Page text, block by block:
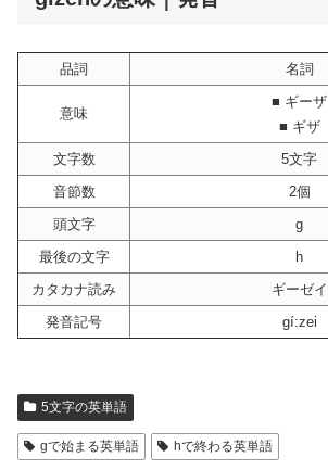
品詞 名詞
意味
■ ギーザ
■ ギザ
文字数
5文字
音節数
2個
頭文字
g
最後の文字
h
カタカナ読み
ギーゼイ
発音記号
gí:zei
5文字の英単語
gで始まる英単語 hで終わる英単語